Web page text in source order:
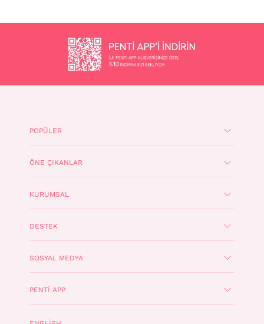
POPÜLER
ÖNE ÇIKANLAR
KURUMSAL
DESTEK
SOSYAL MEDYA
PENTI APP